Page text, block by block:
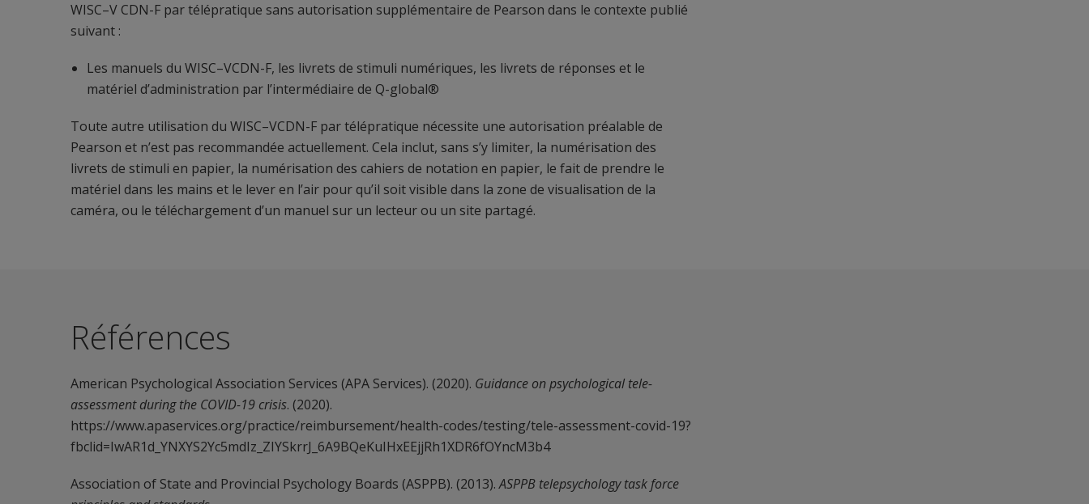
WISC–V CDN-F par télépratique sans autorisation supplémentaire de Pearson dans le contexte publié
suivant :
Les manuels du WISC–VCDN-F, les livrets de stimuli numériques, les livrets de réponses et le
matériel d’administration par l’intermédiaire de Q-global®
Toute autre utilisation du WISC–VCDN-F par télépratique nécessite une autorisation préalable de
Pearson et n’est pas recommandée actuellement. Cela inclut, sans s’y limiter, la numérisation des
livrets de stimuli en papier, la numérisation des cahiers de notation en papier, le fait de prendre le
matériel dans les mains et le lever en l’air pour qu’il soit visible dans la zone de visualisation de la
caméra, ou le téléchargement d’un manuel sur un lecteur ou un site partagé.
Références
American Psychological Association Services (APA Services). (2020). Guidance on psychological tele-
assessment during the COVID-19 crisis. (2020).
https://www.apaservices.org/practice/reimbursement/health-codes/testing/tele-assessment-covid-19?
fbclid=IwAR1d_YNXYS2Yc5mdIz_ZIYSkrrJ_6A9BQeKuIHxEEjjRh1XDR6fOYncM3b4
Association of State and Provincial Psychology Boards (ASPPB). (2013).ASPPB telepsychology task force